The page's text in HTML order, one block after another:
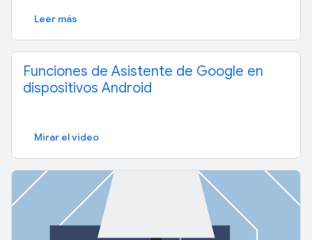
Leer más
Funciones de Asistente de Google en
dispositivos Android
Mirar el video